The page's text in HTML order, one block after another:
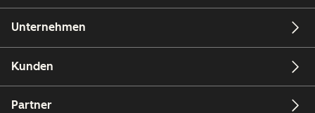
Unternehmen
Kunden
Partner